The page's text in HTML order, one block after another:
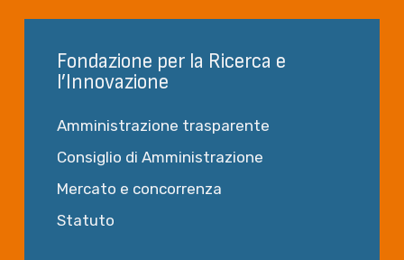
Fondazione per la Ricerca e
l’Innovazione
Amministrazione trasparente
Consiglio di Amministrazione
Mercato e concorrenza
Statuto